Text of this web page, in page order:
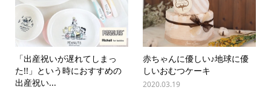
「出産祝いが遅れてしまっ
た!!」という時におすすめの
出産祝い...
赤ちゃんに優しい♪地球に優
しいおむつケーキ
2020.03.19